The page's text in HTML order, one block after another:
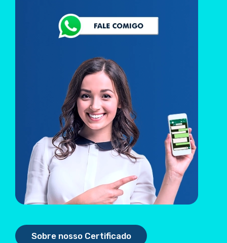
Sobre nosso Certificado